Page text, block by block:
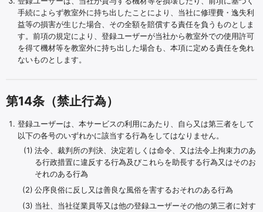
手続によらず教室外に持ち出したことにより、当社に修理費・逸失利
益等の損害が生じた場合、その全額を賠償する責任を負うものとしま
す。前項の規定により、登録ユーザーが当社から教室外での使用許可
を得て機材等を教室外に持ち出した場合も、本項に定める責任を免れ
ないものとします。
第14条（禁止行為）
登録ユーザーは、本サービスの利用にあたり、自ら又は第三者をして
以下の各号のいずれかに該当する行為をしてはなりません。
法令、裁判所の判決、決定若しくは命令、又は法令上拘束力のあ
る行政措置に違反する行為及びこれらを助長する行為又はそのお
それのある行為
公序良俗に反し又は善良な風俗を害するおそれのある行為
当社、当社従業員等又は他の登録ユーザーその他の第三者に対す